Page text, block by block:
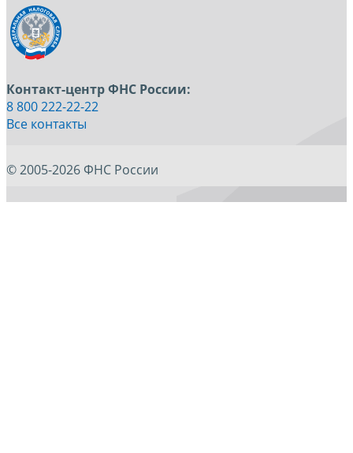
Контакт-центр ФНС России:
8 800 222-22-22
Все контакты
© 2005-2026 ФНС России